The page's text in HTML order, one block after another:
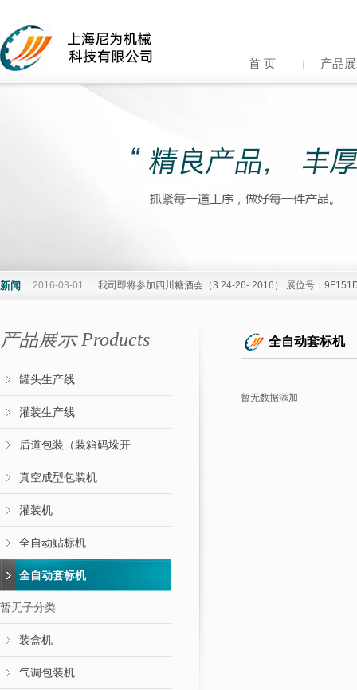
首 页 产品
新闻 2016-03-01 我司即将参加四川糖酒会（3.24-26- 2016） 展位号：
产品展示 Products
罐头生产线
灌装生产线
后道包装（装箱码垛开
真空成型包装机
灌装机
全自动贴标机
全自动套标机
暂无子分类
装盒机
气调包装机
全自动套标机
暂无数据添加